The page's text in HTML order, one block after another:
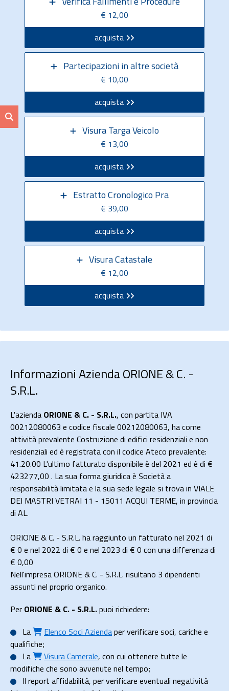
€ 12,00
acquista
Partecipazioni in altre società
€ 10,00
acquista
Visura Targa Veicolo
€ 13,00
acquista
Estratto Cronologico Pra
€ 39,00
acquista
Visura Catastale
€ 12,00
acquista
Informazioni Azienda ORIONE & C. -
S.R.L.
L'azienda ORIONE & C. - S.R.L., con partita IVA
00212080063 e codice fiscale 00212080063, ha come
attività prevalente Costruzione di edifici residenziali e non
residenziali ed è registrata con il codice Ateco prevalente:
41.20.00 L'ultimo fatturato disponibile è del 2021 ed è di €
423277,00 . La sua forma giuridica è Società a
responsabilità limitata e la sua sede legale si trova in VIALE
DEI MASTRI VETRAI 11 - 15011 ACQUI TERME, in provincia
di AL.
ORIONE & C. - S.R.L. ha raggiunto un fatturato nel 2021 di
€ 0 e nel 2022 di € 0 e nel 2023 di € 0 con una differenza di
€ 0,00
Nell'impresa ORIONE & C. - S.R.L. risultano 3 dipendenti
assunti nel proprio organico.
Per ORIONE & C. - S.R.L.puoi richiedere:
La
Elenco Soci Aziendaper verificare soci, cariche e
qualifiche;
La
Visura Camerale, con cui ottenere tutte le
modifiche che sono avvenute nel tempo;
Il report affidabilità, per verificare eventuali negatività